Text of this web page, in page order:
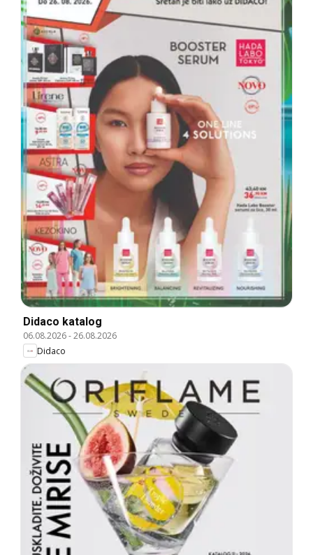
Didaco katalog
06.08.2026-26.08.2026
Didaco